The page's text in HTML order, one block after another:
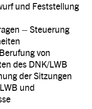
und Feststellung
– Steuerung
von
des DNK/LWB
der Sitzungen
und